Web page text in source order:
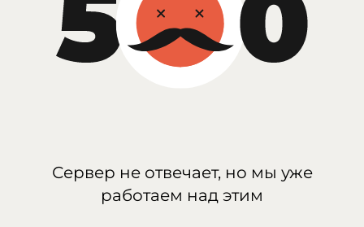
Сервер не отвечает, но мы уже
работаем над этим